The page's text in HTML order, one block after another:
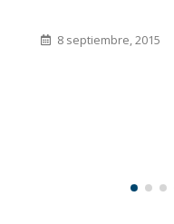
8 septiembre, 2015